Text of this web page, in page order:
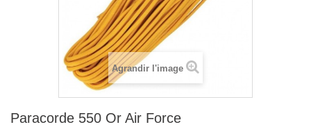
Agrandir l'image
Paracorde 550 Or Air Force